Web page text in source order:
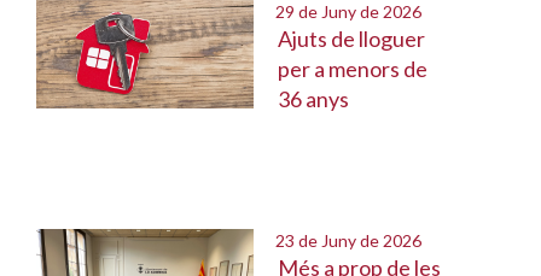
29 de Juny de 2026
Ajuts de lloguer
per a menors de
36 anys
23 de Juny de 2026
Més a prop de les